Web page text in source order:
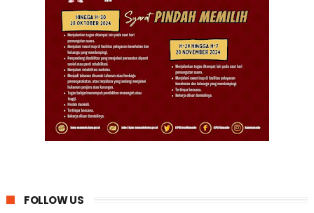
FOLLOW US